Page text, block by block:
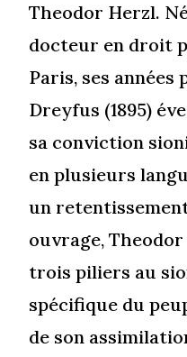
Theodor Herzl.
docteur en droit
Paris, ses années
Dreyfus (1895)
sa conviction
en plusieurs
un
ouvrage,
trois piliers au
spécifique du
de son